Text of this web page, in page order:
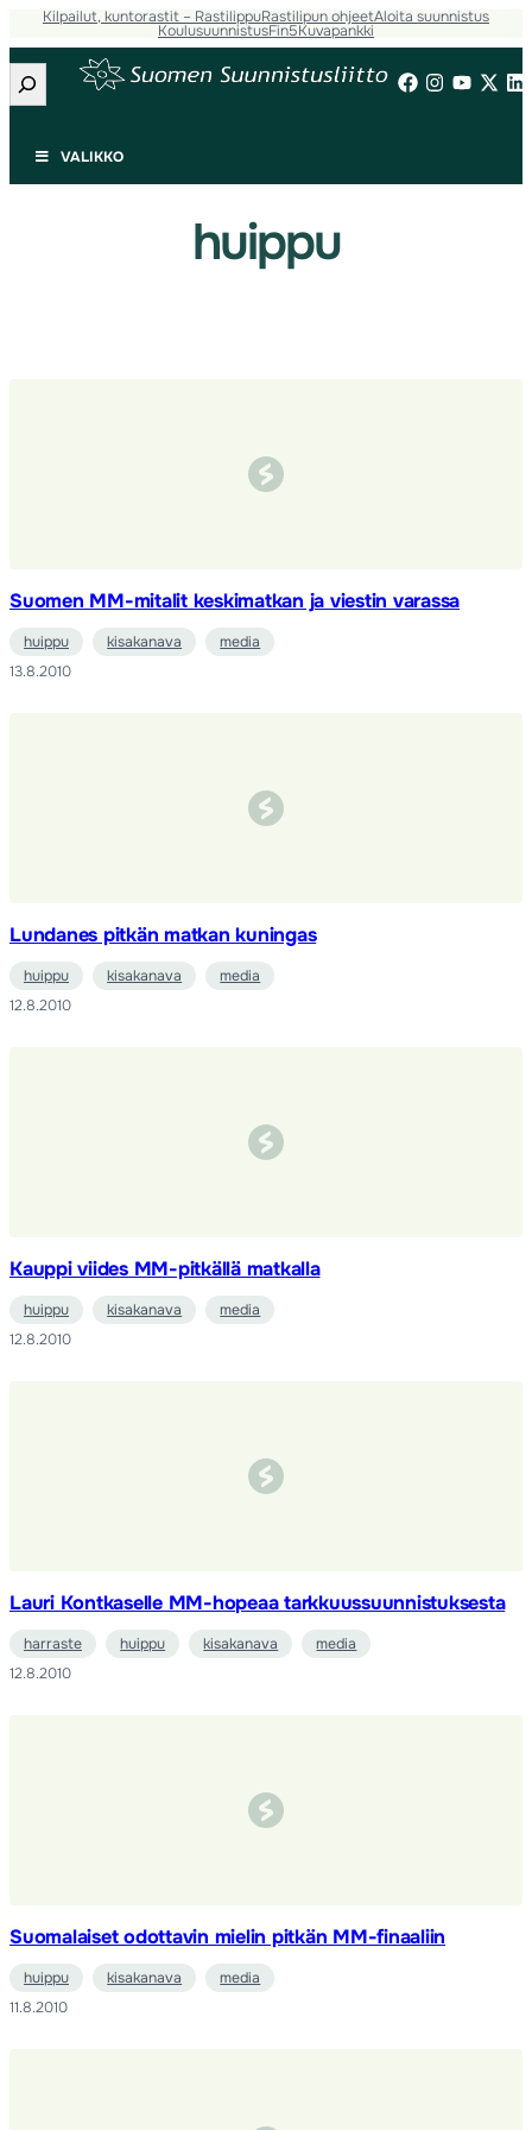
Siirry
sisältöön
Kilpailut, kuntorastit – RastilippuRastilipun ohjeetAloita suunnistus
KoulusuunnistusFin5Kuvapankki
Etsi
VALIKKO
huippu
Suomen MM-mitalit keskimatkan ja viestin varassa
huippu kisakanava
media
13.8.2010
Lundanes pitkän matkan kuningas
huippu kisakanava
media
12.8.2010
Kauppi viides MM-pitkällä matkalla
huippu kisakanava
media
12.8.2010
Lauri Kontkaselle MM-hopeaa tarkkuussuunnistuksesta
harraste huippu kisakanava
media
12.8.2010
Suomalaiset odottavin mielin pitkän MM-finaaliin
huippu kisakanava
media
11.8.2010